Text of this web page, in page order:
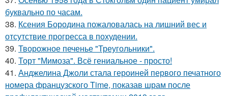
буквально по часам.
38. Ксения Бородина пожаловалась на лишний вес и
отсутствие прогресса в похудении.
39. Творожное печенье "Треугольники".
40. Торт "Мимоза". Всё гениальное - просто!
41. Анджелина Джоли стала героиней первого печатного
номера французского Time, показав шрам после